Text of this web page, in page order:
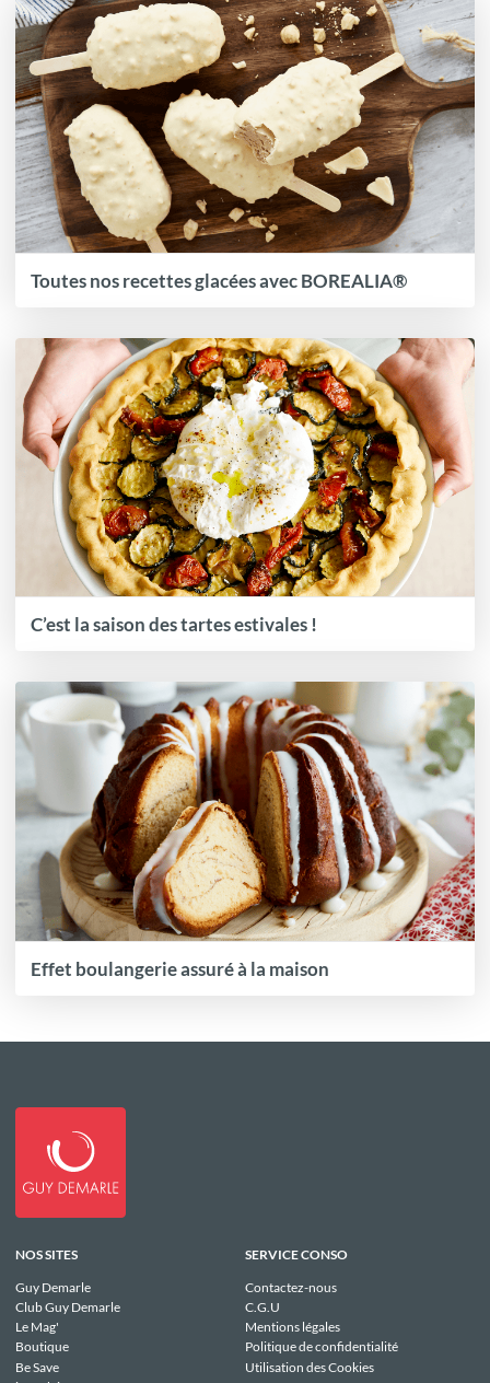
Toutes nos recettes glacées avec BOREALIA®
C’est la saison des tartes estivales !
Effet boulangerie assuré à la maison
NOS SITES
Guy Demarle
Club Guy Demarle
Le Mag'
Boutique
Be Save
SERVICE CONSO
Contactez-nous
C.G.U
Mentions légales
Politique de confidentialité
Utilisation des Cookies